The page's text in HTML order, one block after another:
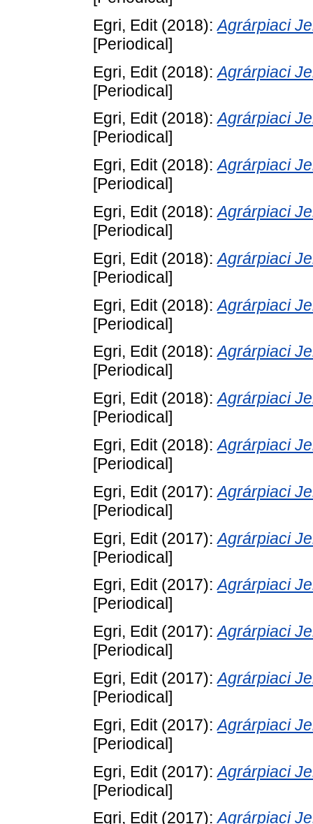
Egri, Edit(2018):Agrárpiaci
[Periodical]
Egri, Edit(2018):Agrárpiaci
[Periodical]
Egri, Edit(2018):Agrárpiaci
[Periodical]
Egri, Edit(2018):Agrárpiaci
[Periodical]
Egri, Edit(2018):Agrárpiaci
[Periodical]
Egri, Edit(2018):Agrárpiaci
[Periodical]
Egri, Edit(2018):Agrárpiaci
[Periodical]
Egri, Edit(2018):Agrárpiaci
[Periodical]
Egri, Edit(2018):Agrárpiaci
[Periodical]
Egri, Edit(2018):Agrárpiaci
[Periodical]
Egri, Edit(2017):Agrárpiaci
[Periodical]
Egri, Edit(2017):Agrárpiaci
[Periodical]
Egri, Edit(2017):Agrárpiaci
[Periodical]
Egri, Edit(2017):Agrárpiaci
[Periodical]
Egri, Edit(2017):Agrárpiaci
[Periodical]
Egri, Edit(2017):Agrárpiaci
[Periodical]
Egri, Edit(2017):Agrárpiaci
[Periodical]
Egri, Edit(2017):Agrárpiaci